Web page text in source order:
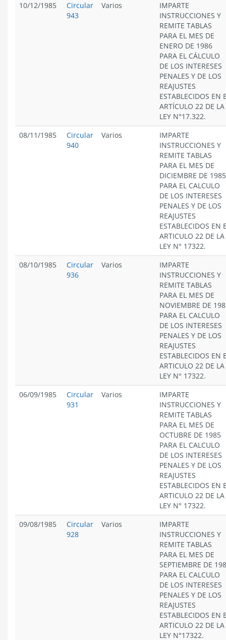
10/12/1985
Circular
943
Varios
IMPARTE
INSTRUCCIONES Y
REMITE TABLAS
PARA EL MES DE
ENERO DE 1986
PARA EL CÁLCULO
DE LOS INTERESES
PENALES Y DE LOS
REAJUSTES
ESTABLECIDOS EN
ARTÍCULO 22 DE LA
LEY N°17.322.
08/11/1985
Circular
940
Varios
IMPARTE
INSTRUCCIONES Y
REMITE TABLAS
PARA EL MES DE
DICIEMBRE DE 1985
PARA EL CALCULO
DE LOS INTERESES
PENALES Y DE LOS
REAJUSTES
ESTABLECIDOS EN
ARTICULO 22 DE LA
LEY N° 17322.
08/10/1985
Circular
936
Varios
IMPARTE
INSTRUCCIONES Y
REMITE TABLAS
PARA EL MES DE
NOVIEMBRE DE
PARA EL CALCULO
DE LOS INTERESES
PENALES Y DE LOS
REAJUSTES
ESTABLECIDOS EN
ARTICULO 22 DE LA
LEY N° 17322.
06/09/1985
Circular
931
Varios
IMPARTE
INSTRUCCIONES Y
REMITE TABLAS
PARA EL MES DE
OCTUBRE DE 1985
PARA EL CALCULO
DE LOS INTERESES
PENALES Y DE LOS
REAJUSTES
ESTABLECIDOS EN
ARTICULO 22 DE LA
LEY N° 17322.
09/08/1985
Circular
928
Varios
IMPARTE
INSTRUCCIONES Y
REMITE TABLAS
PARA EL MES DE
SEPTIEMBRE DE
PARA EL CALCULO
DE LOS INTERESES
PENALES Y DE LOS
REAJUSTES
ESTABLECIDOS EN
ARTICULO 22 DE LA
LEY N°17322.